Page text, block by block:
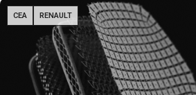
CEA RENAULT